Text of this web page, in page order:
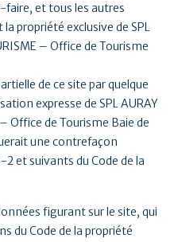
et tous les autres
propriété exclusive de SPL
– Office de Tourisme
de ce site par quelque
expresse de SPL AURAY
Office de Tourisme Baie de
une contrefaçon
et suivants du Code de la
figurant sur le site, qui
du Code de la propriété